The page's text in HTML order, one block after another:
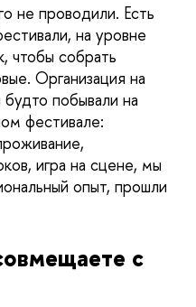
не проводили. Есть
на уровне
чтобы собрать
Организация на
побывали на
фестивале:
игра на сцене, мы
опыт, прошли
с